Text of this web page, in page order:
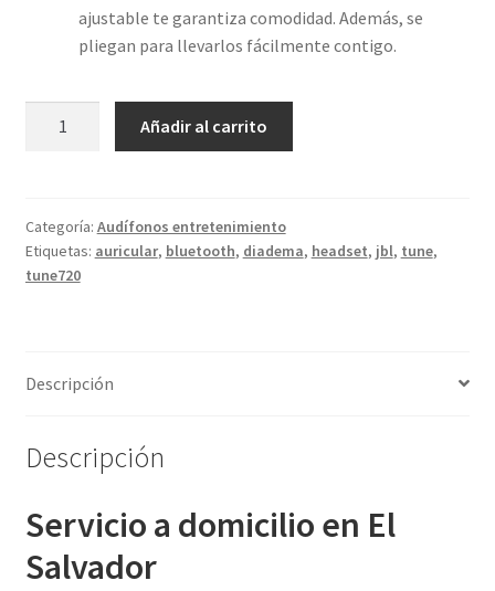
ajustable te garantiza comodidad. Además, se
pliegan para llevarlos fácilmente contigo.
Bluetooth
cantidad
Añadir al carrito
Categoría: Audífonos entretenimiento
Etiquetas: auricular, bluetooth, diadema, headset, jbl, tune,
tune720
Descripción
Descripción
Servicio a domicilio en El
Salvador